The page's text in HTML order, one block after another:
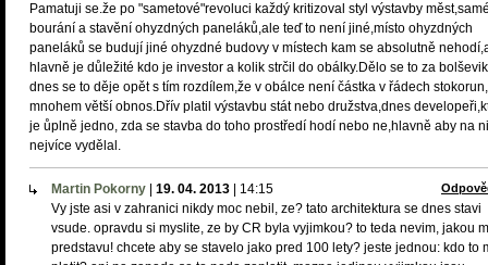
Pamatuji se.že po "sametové"revoluci každý kritizoval styl výstavby
bourání a stavění ohyzdných paneláků,ale teď to není jiné,místo ohyzdných
paneláků se budují jiné ohyzdné budovy v místech kam se absolutně
hlavně je důležité kdo je investor a kolik strčil do obálky.Dělo se to za
dnes se to děje opět s tím rozdílem,že v obálce není částka v řádech
mnohem větší obnos.Dřív platil výstavbu stát nebo družstva,dnes
je ůplně jedno, zda se stavba do toho prostředí hodí nebo ne,hlavně aby na
nejvíce vydělal.
Martin Pokorny 19. 04. 2013 14:15
Vy jste asi v zahranici nikdy moc nebil, ze? tato architektura se dnes stavi
vsude. opravdu si myslite, ze by CR byla vyjimkou? to teda nevim, jakou
predstavu! chcete aby se stavelo jako pred 100 lety? jeste jednou: kdo to